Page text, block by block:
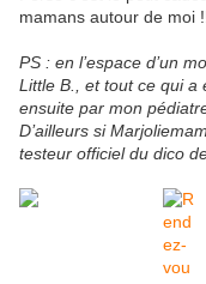
mamans autour de moi
PS : en l’espace d’un
Little B., et tout ce qui a
ensuite par mon
D’ailleurs si
testeur officiel du dico